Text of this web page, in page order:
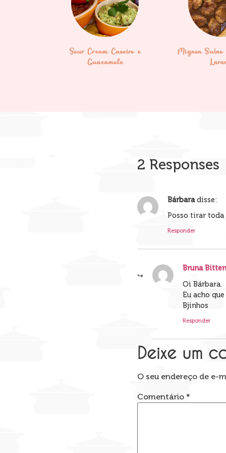
Sour Cream Caseiro e
Guacamole
Mignon
2 Responses
Bárbara disse:
Posso tirar toda
Responder
Bruna
Oi Bárbara.
Eu acho
Bjinhos
Responder
Deixe um
O seu endereço de e-
Comentário *